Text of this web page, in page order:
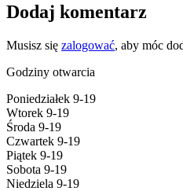
Dodaj komentarz
Musisz się zalogować, aby móc
Godziny otwarcia
Poniedziałek 9-19
Wtorek 9-19
Środa 9-19
Czwartek 9-19
Piątek 9-19
Sobota 9-19
Niedziela 9-19